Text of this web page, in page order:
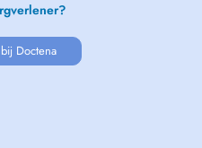
Doctena